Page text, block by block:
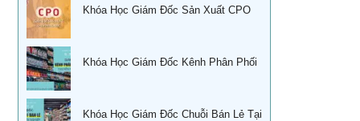
Học phong thủy trong điều hành doanh nghiệp
CEO & chiến lược tái cơ cấu doanh nghiệp sau khủng
hoảng
Khóa học giám đốc chuỗi bán lẻ chuyên nghiệp
Khoá học Nhân tướng học trong quản trị nhân sự TPHCM
Học phong thủy cho ngày tết tại tphcm
Học Xây dựng mô tả công việc& Khung năng lực tuyển
dụng tại HCM
Phong thủy trong kinh doanh bất động sản và nhà ở tại
Khóa Học Giám Đốc Sản Xuất CPO
Khóa Học Giám Đốc Kênh Phân Phối
Khóa Học Giám Đốc Chuỗi Bán Lẻ Tại